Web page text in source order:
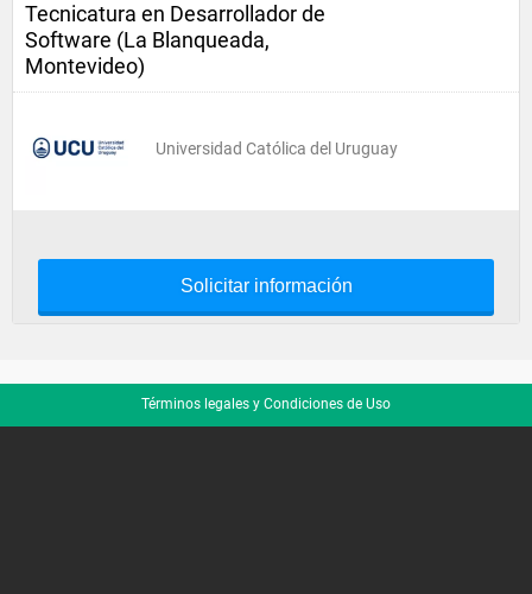
Tecnicatura en Desarrollador de
Software (La Blanqueada,
Montevideo)
Universidad Católica del Uruguay
Solicitar información
Términos legales y Condiciones de Uso